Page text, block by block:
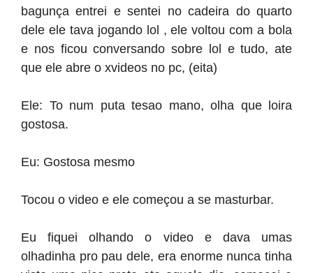
bagunça entrei e sentei no cadeira do quarto
dele ele tava jogando lol , ele voltou com a bola
e nos ficou conversando sobre lol e tudo, ate
que ele abre o xvideos no pc, (eita)
Ele: To num puta tesao mano, olha que loira
gostosa.
Eu: Gostosa mesmo
Tocou o video e ele começou a se masturbar.
Eu fiquei olhando o video e dava umas
olhadinha pro pau dele, era enorme nunca tinha